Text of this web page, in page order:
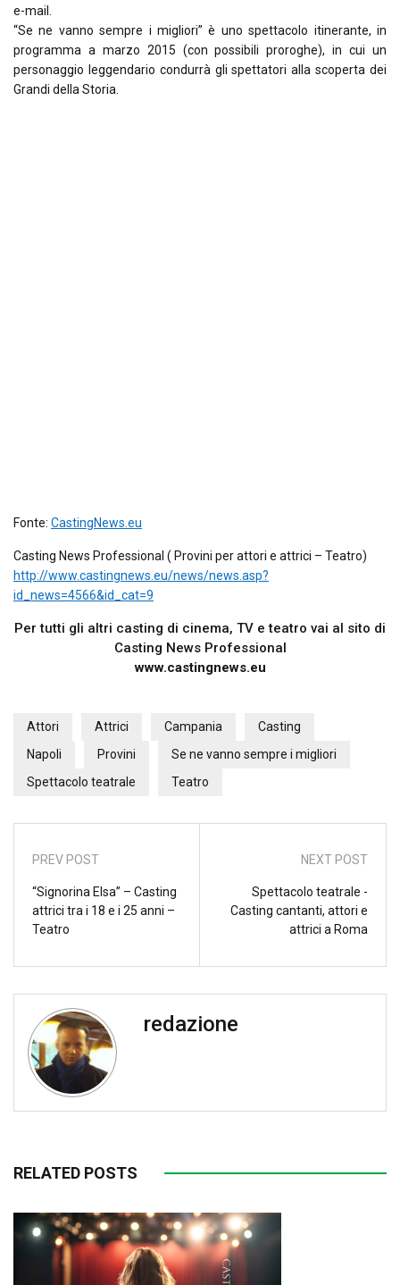
e-mail.
“Se ne vanno sempre i migliori” è uno spettacolo itinerante, in
programma a marzo 2015 (con possibili proroghe), in cui un
personaggio leggendario condurrà gli spettatori alla scoperta dei
Grandi della Storia.
Fonte: CastingNews.eu
Casting News Professional ( Provini per attori e attrici – Teatro)
http://www.castingnews.eu/news/news.asp?
id_news=4566&id_cat=9
Per tutti gli altri casting di cinema, TV e teatro vai al sito di
Casting News Professional
www.castingnews.eu
Attori Attrici Campania
Casting
Napoli
Provini
Se ne vanno sempre i migliori
Spettacolo teatrale
Teatro
PREV POST
“Signorina Elsa” – Casting
attrici tra i 18 e i 25 anni –
Teatro
NEXT POST
Spettacolo teatrale -
Casting cantanti, attori e
attrici a Roma
redazione
RELATED POSTS